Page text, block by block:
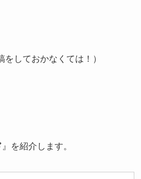
しておかなくては！）
』を紹介します。